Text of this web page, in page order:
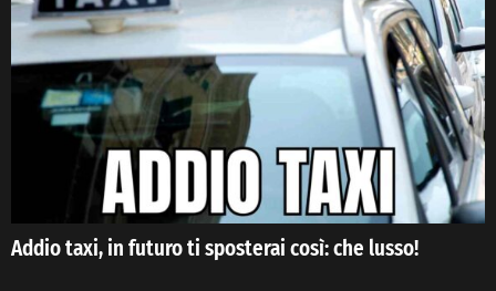
Addio taxi, in futuro ti sposterai così: che lusso!